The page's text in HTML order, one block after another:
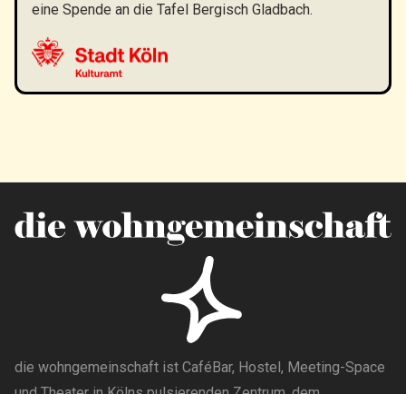
eine Spende an die Tafel Bergisch Gladbach.
die wohngemeinschaft ist CaféBar, Hostel, Meeting-Space